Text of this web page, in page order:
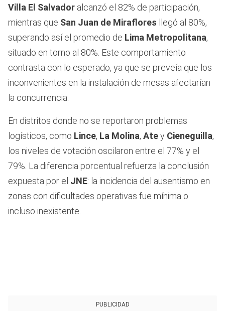
Villa El Salvador alcanzó el 82% de participación,
mientras que San Juan de Miraflores llegó al 80%,
superando así el promedio de Lima Metropolitana,
situado en torno al 80%. Este comportamiento
contrasta con lo esperado, ya que se preveía que los
inconvenientes en la instalación de mesas afectarían
la concurrencia.
En distritos donde no se reportaron problemas
logísticos, como Lince, La Molina, Atey Cieneguilla,
los niveles de votación oscilaron entre el 77% y el
79%. La diferencia porcentual refuerza la conclusión
expuesta por el JNE: la incidencia del ausentismo en
zonas con dificultades operativas fue mínima o
incluso inexistente.
PUBLICIDAD